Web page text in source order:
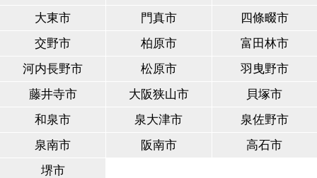
大東市
門真市
四條畷市
交野市
柏原市
富田林市
河内長野市
松原市
羽曳野市
藤井寺市
大阪狭山市
貝塚市
和泉市
泉大津市
泉佐野市
泉南市
阪南市
高石市
堺市